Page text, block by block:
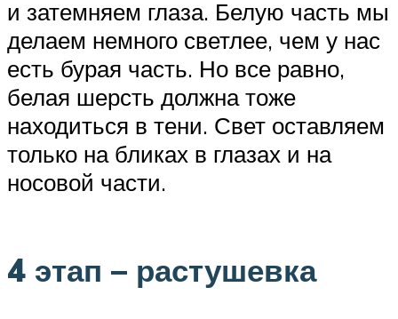
и затемняем глаза. Белую часть мы
делаем немного светлее, чем у нас
есть бурая часть. Но все равно,
белая шерсть должна тоже
находиться в тени. Свет оставляем
только на бликах в глазах и на
носовой части.
4 этап – растушевка